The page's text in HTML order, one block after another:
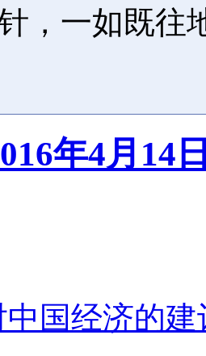
，一如既往
年4月14
中国经济的